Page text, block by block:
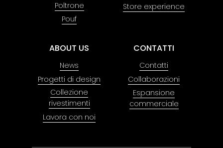
Poltrone
Pouf
Store experience
ABOUT US
News
Progetti di design
Collezione
rivestimenti
Lavora con noi
CONTATTI
Contatti
Collaborazioni
Espansione
commerciale